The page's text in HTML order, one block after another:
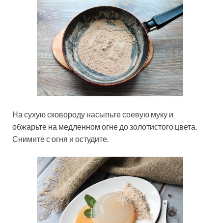
На сухую сковороду насыпьте соевую муку и
обжарьте на медленном огне до золотистого цвета.
Снимите с огня и остудите.